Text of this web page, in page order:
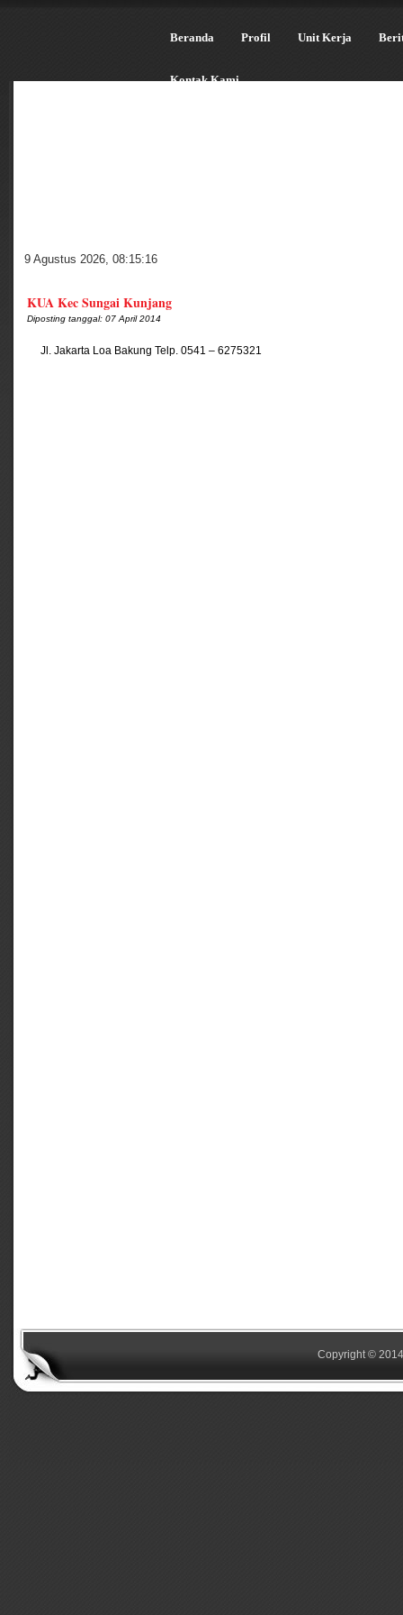
Beranda Profil Unit Kerja
Kontak Kami
9 Agustus 2026, 08:15:16
KUA Kec Sungai Kunjang
Diposting tanggal: 07 April 2014
Jl. Jakarta Loa Bakung Telp. 0541 – 6275321
Copyright ©